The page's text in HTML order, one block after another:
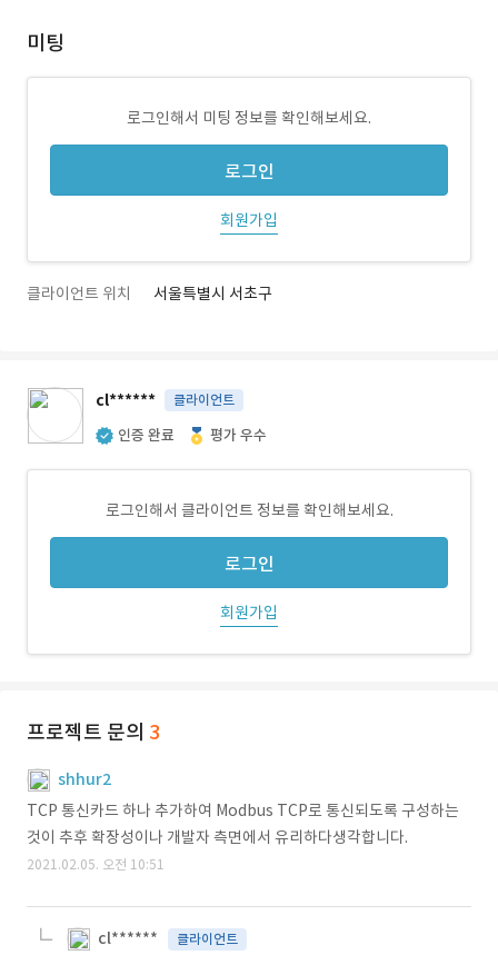
미팅
로그인해서 미팅 정보를 확인해보세요.
로그인
회원가입
클라이언트 위치 서울특별시 서초구
cl****** 클라이언트
인증 완료 평가 우수
로그인해서 클라이언트 정보를 확인해보세요.
로그인
회원가입
프로젝트 문의 3
shhur2
TCP 통신카드 하나 추가하여 Modbus TCP로 통신되도록 구성하는
것이 추후 확장성이나 개발자 측면에서 유리하다생각합니다.
2021.02.05. 오전 10:51
cl****** 클라이언트